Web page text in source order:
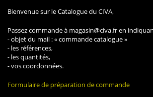
Bienvenue sur le Catalogue du CIVA,
Passez commande à magasin@civa.fr en
- objet du mail : « commande catalogue »
- les références,
- les quantités,
- vos coordonnées.
Formulaire de préparation de commande